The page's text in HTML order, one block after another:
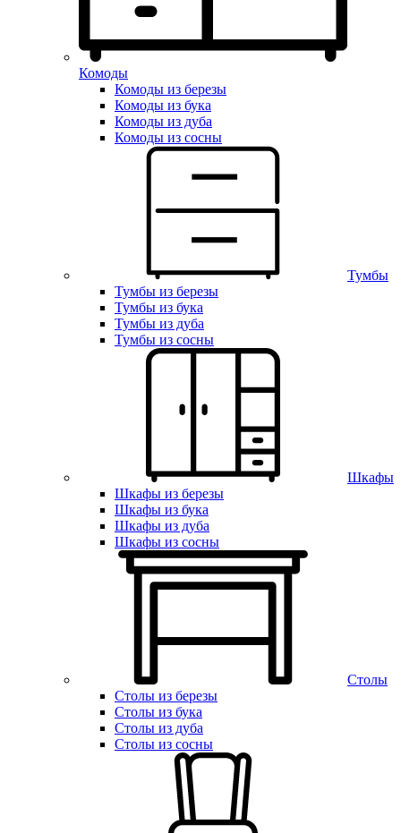
Комоды
Комоды из березы
Комоды из бука
Комоды из дуба
Комоды из сосны
Тумбы
Тумбы из березы
Тумбы из бука
Тумбы из дуба
Тумбы из сосны
Шкафы
Шкафы из березы
Шкафы из бука
Шкафы из дуба
Шкафы из сосны
Столы
Столы из березы
Столы из бука
Столы из дуба
Столы из сосны